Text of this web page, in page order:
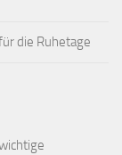
die Ruhetage